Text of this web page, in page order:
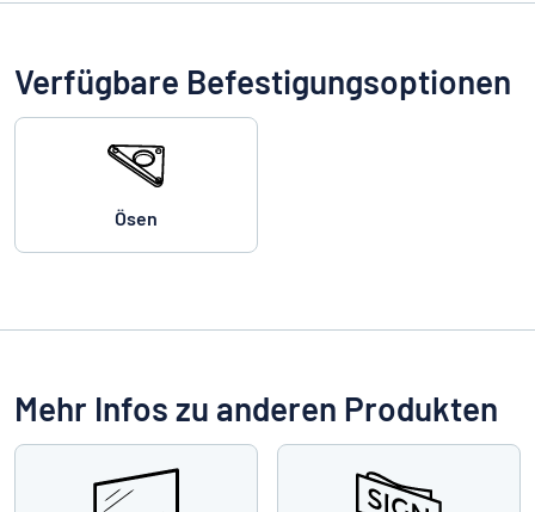
Verfügbare Befestigungsoptionen
Ösen
Mehr Infos zu anderen Produkten